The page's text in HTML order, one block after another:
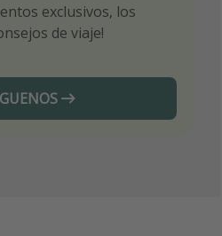
exclusivos, los
de viaje!
nuestros chollazos
seleccionadas para
en viajes